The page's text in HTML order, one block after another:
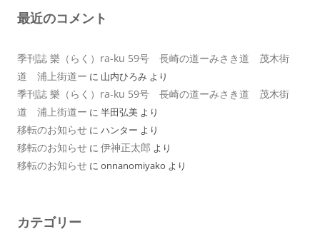
最近のコメント
季刊誌 樂（らく）ra-ku 59号 長崎の道ーみさき道 茂木街
道 浦上街道ー に 山内ひろみ より
季刊誌 樂（らく）ra-ku 59号 長崎の道ーみさき道 茂木街
道 浦上街道ー に 半田弘美 より
移転のお知らせ に ハンター より
移転のお知らせ に 伊神正太郎 より
移転のお知らせ に onnanomiyako より
カテゴリー